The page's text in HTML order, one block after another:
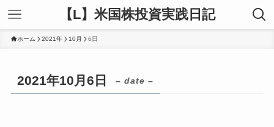
【L】米国株投資実践日記
ホーム 2021年 10月 6日
2021年10月6日 – date –